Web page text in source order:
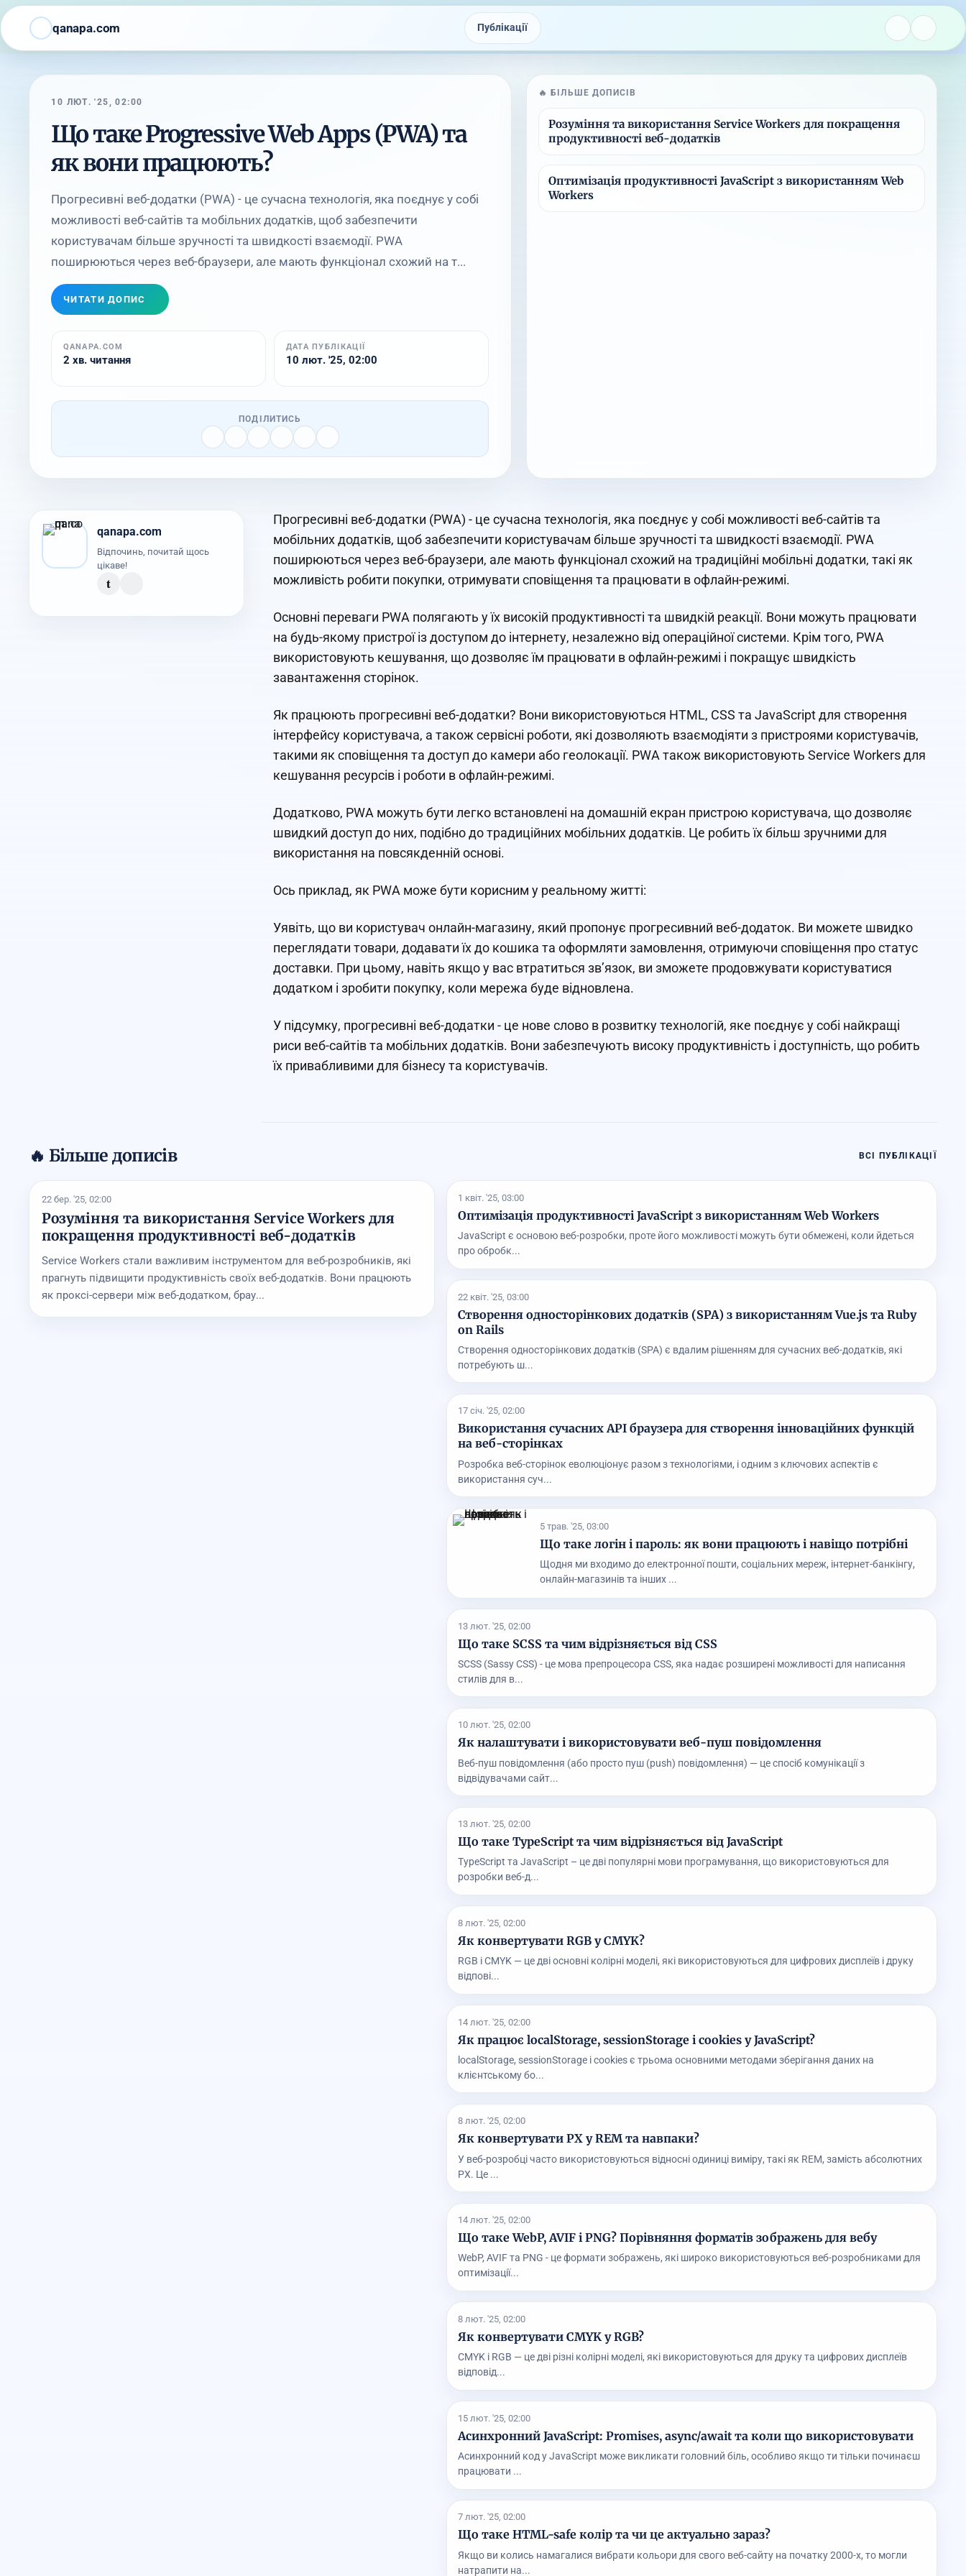
qanapa.com Публікації
10 ЛЮТ. '25, 02:00
Що таке Progressive Web Apps (PWA) та
як вони працюють?
Прогресивні веб-додатки (PWA) - це сучасна технологія, яка поєднує у собі
можливості веб-сайтів та мобільних додатків, щоб забезпечити
користувачам більше зручності та швидкості взаємодії. PWA
поширюються через веб-браузери, але мають функціонал схожий на т...
ЧИТАТИ ДОПИС
QANAPA.COM
2 хв. читання
ДАТА ПУБЛІКАЦІЇ
10 лют. '25, 02:00
ПОДІЛИТИСЬ
🔥 БІЛЬШЕ ДОПИСІВ
Розуміння та використання Service Workers для покращення
продуктивності веб-додатків
Оптимізація продуктивності JavaScript з використанням Web
Workers
qanapa.com
Відпочинь, почитай щось
цікаве!
t
Прогресивні веб-додатки (PWA) - це сучасна технологія, яка поєднує у собі можливості веб-сайтів та
мобільних додатків, щоб забезпечити користувачам більше зручності та швидкості взаємодії. PWA
поширюються через веб-браузери, але мають функціонал схожий на традиційні мобільні додатки, такі як
можливість робити покупки, отримувати сповіщення та працювати в офлайн-режимі.
Основні переваги PWA полягають у їх високій продуктивності та швидкій реакції. Вони можуть працювати
на будь-якому пристрої із доступом до інтернету, незалежно від операційної системи. Крім того, PWA
використовують кешування, що дозволяє їм працювати в офлайн-режимі і покращує швидкість
завантаження сторінок.
Як працюють прогресивні веб-додатки? Вони використовуються HTML, CSS та JavaScript для створення
інтерфейсу користувача, а також сервісні роботи, які дозволяють взаємодіяти з пристроями користувачів,
такими як сповіщення та доступ до камери або геолокації. PWA також використовують Service Workers для
кешування ресурсів і роботи в офлайн-режимі.
Додатково, PWA можуть бути легко встановлені на домашній екран пристрою користувача, що дозволяє
швидкий доступ до них, подібно до традиційних мобільних додатків. Це робить їх більш зручними для
використання на повсякденній основі.
Ось приклад, як PWA може бути корисним у реальному житті:
Уявіть, що ви користувач онлайн-магазину, який пропонує прогресивний веб-додаток. Ви можете швидко
переглядати товари, додавати їх до кошика та оформляти замовлення, отримуючи сповіщення про статус
доставки. При цьому, навіть якщо у вас втратиться зв’язок, ви зможете продовжувати користуватися
додатком і зробити покупку, коли мережа буде відновлена.
У підсумку, прогресивні веб-додатки - це нове слово в розвитку технологій, яке поєднує у собі найкращі
риси веб-сайтів та мобільних додатків. Вони забезпечують високу продуктивність і доступність, що робить
їх привабливими для бізнесу та користувачів.
🔥 Більше дописів ВСІ ПУБЛІКАЦІЇ
22 бер. '25, 02:00
Розуміння та використання Service Workers для
покращення продуктивності веб-додатків
Service Workers стали важливим інструментом для веб-розробників, які
прагнуть підвищити продуктивність своїх веб-додатків. Вони працюють
як проксі-сервери між веб-додатком, брау...
1 квіт. '25, 03:00
Оптимізація продуктивності JavaScript з використанням Web Workers
JavaScript є основою веб-розробки, проте його можливості можуть бути обмежені, коли йдеться
про обробк...
22 квіт. '25, 03:00
Створення односторінкових додатків (SPA) з використанням Vue.js та Ruby
on Rails
Створення односторінкових додатків (SPA) є вдалим рішенням для сучасних веб-додатків, які
потребують ш...
17 січ. '25, 02:00
Використання сучасних API браузера для створення інноваційних функцій
на веб-сторінках
Розробка веб-сторінок еволюціонує разом з технологіями, і одним з ключових аспектів є
використання суч...
5 трав. '25, 03:00
Що таке логін і пароль: як вони працюють і навіщо потрібні
Щодня ми входимо до електронної пошти, соціальних мереж, інтернет-банкінгу,
онлайн-магазинів та інших ...
13 лют. '25, 02:00
Що таке SCSS та чим відрізняється від CSS
SCSS (Sassy CSS) - це мова препроцесора CSS, яка надає розширені можливості для написання
стилів для в...
10 лют. '25, 02:00
Як налаштувати і використовувати веб-пуш повідомлення
Веб-пуш повідомлення (або просто пуш (push) повідомлення) — це спосіб комунікації з
відвідувачами сайт...
13 лют. '25, 02:00
Що таке TypeScript та чим відрізняється від JavaScript
TypeScript та JavaScript – це дві популярні мови програмування, що використовуються для
розробки веб-д...
8 лют. '25, 02:00
Як конвертувати RGB у CMYK?
RGB і CMYK — це дві основні колірні моделі, які використовуються для цифрових дисплеїв і друку
відпові...
14 лют. '25, 02:00
Як працює localStorage, sessionStorage і cookies у JavaScript?
localStorage, sessionStorage і cookies є трьома основними методами зберігання даних на
клієнтському бо...
8 лют. '25, 02:00
Як конвертувати PX у REM та навпаки?
У веб-розробці часто використовуються відносні одиниці виміру, такі як REM, замість абсолютних
PX. Це ...
14 лют. '25, 02:00
Що таке WebP, AVIF і PNG? Порівняння форматів зображень для вебу
WebP, AVIF та PNG - це формати зображень, які широко використовуються веб-розробниками для
оптимізації...
8 лют. '25, 02:00
Як конвертувати CMYK у RGB?
CMYK і RGB — це дві різні колірні моделі, які використовуються для друку та цифрових дисплеїв
відповід...
15 лют. '25, 02:00
Асинхронний JavaScript: Promises, async/await та коли що використовувати
Асинхронний код у JavaScript може викликати головний біль, особливо якщо ти тільки починаєш
працювати ...
7 лют. '25, 02:00
Що таке HTML-safe колір та чи це актуально зараз?
Якщо ви колись намагалися вибрати кольори для свого веб-сайту на початку 2000-х, то могли
натрапити на...